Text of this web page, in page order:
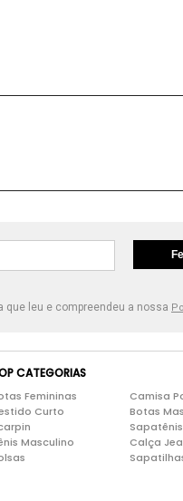
que leu e compreendeu a nossa
CATEGORIAS
Femininas
Curto
Masculino
Camisa
Botas
Sapatênis
Calça